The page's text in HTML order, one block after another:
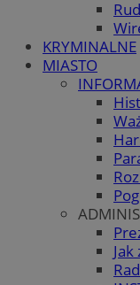
KRYMINALNE
MIASTO